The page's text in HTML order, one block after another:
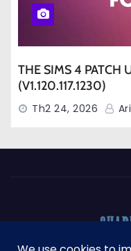
THE SIMS 4 PATCH
(V1.120.117.1230)
Th2 24, 2026